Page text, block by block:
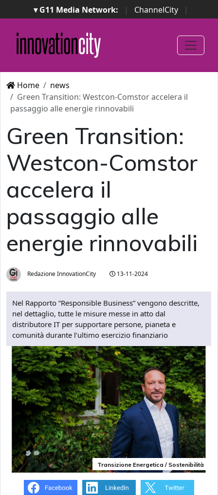
▾ G11 Media Network: | ChannelCity
|
ImpresaCity | SecurityOpenLab | Italian Channel
Awards
Italian Project Awards
Italian Security
Awards
Home
news
Green Transition: Westcon-Comstor accelera il
passaggio alle energie rinnovabili
Green Transition:
Westcon-Comstor
accelera il
passaggio alle
energie rinnovabili
Redazione InnovationCity 13-11-2024
Nel Rapporto “Responsible Business” vengono descritte,
nel dettaglio, tutte le misure messe in atto dal
distributore IT per supportare persone, pianeta e
comunità durante l’ultimo esercizio finanziario
Transizione Energetica / Sostenibilità